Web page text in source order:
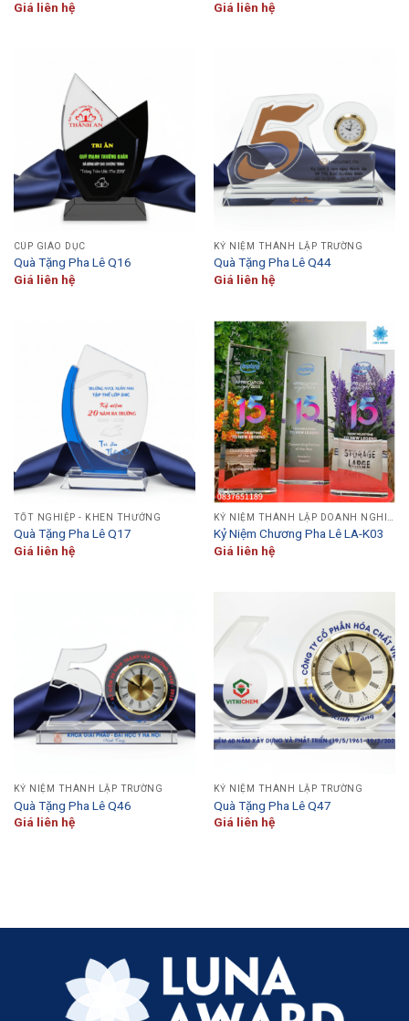
Giá liên hệ Giá liên hệ
CÚP GIÁO DỤC
Quà Tặng Pha Lê Q16
Giá liên hệ
KỶ NIỆM THÀNH LẬP TRƯỜNG
Quà Tặng Pha Lê Q44
Giá liên hệ
TỐT NGHIỆP - KHEN THƯỞNG
Quà Tặng Pha Lê Q17
Giá liên hệ
Kỷ Niệm Chương Pha Lê LA-K03
Giá liên hệ
KỶ NIỆM THÀNH LẬP TRƯỜNG
Quà Tặng Pha Lê Q46
Giá liên hệ
KỶ NIỆM THÀNH LẬP TRƯỜNG
Quà Tặng Pha Lê Q47
Giá liên hệ